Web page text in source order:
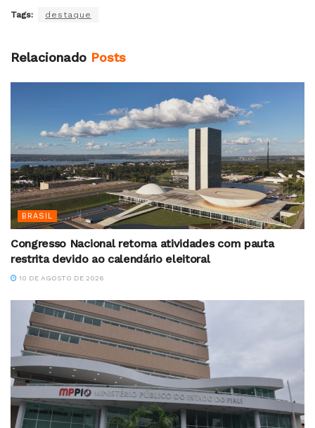
Tags: destaque
Relacionado Posts
BRASIL
Congresso Nacional retoma atividades com pauta
restrita devido ao calendário eleitoral
10 DE AGOSTO DE 2026